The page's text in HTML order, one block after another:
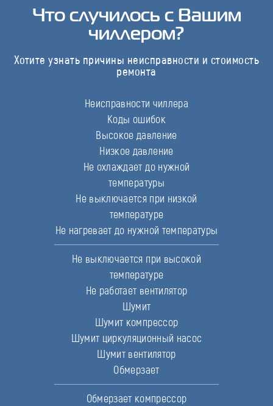
Что случилось с Вашим
чиллером?
Хотите узнать причины неисправности и стоимость
ремонта
Неисправности чиллера
Коды ошибок
Высокое давление
Низкое давление
Не охлаждает до нужной
температуры
Не выключается при низкой
температуре
Не нагревает до нужной температуры
Не выключается при высокой
температуре
Не работает вентилятор
Шумит
Шумит компрессор
Шумит циркуляционный насос
Шумит вентилятор
Обмерзает
Обмерзает компрессор